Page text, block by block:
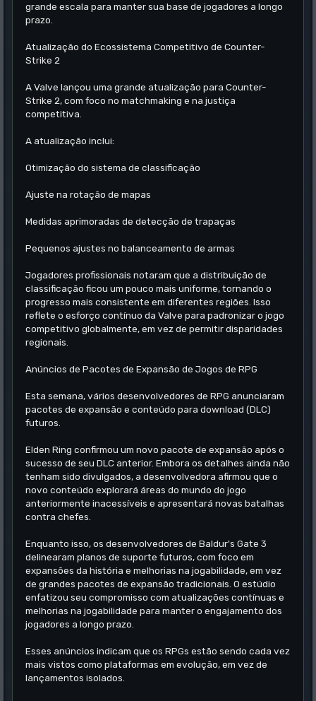
grande escala para manter sua base de jogadores a longo
prazo.
Atualização do Ecossistema Competitivo de Counter-
Strike 2
A Valve lançou uma grande atualização para Counter-
Strike 2, com foco no matchmaking e na justiça
competitiva.
A atualização inclui:
Otimização do sistema de classificação
Ajuste na rotação de mapas
Medidas aprimoradas de detecção de trapaças
Pequenos ajustes no balanceamento de armas
Jogadores profissionais notaram que a distribuição de
classificação ficou um pouco mais uniforme, tornando o
progresso mais consistente em diferentes regiões. Isso
reflete o esforço contínuo da Valve para padronizar o jogo
competitivo globalmente, em vez de permitir disparidades
regionais.
Anúncios de Pacotes de Expansão de Jogos de RPG
Esta semana, vários desenvolvedores de RPG anunciaram
pacotes de expansão e conteúdo para download (DLC)
futuros.
Elden Ring confirmou um novo pacote de expansão após o
sucesso de seu DLC anterior. Embora os detalhes ainda não
tenham sido divulgados, a desenvolvedora afirmou que o
novo conteúdo explorará áreas do mundo do jogo
anteriormente inacessíveis e apresentará novas batalhas
contra chefes.
Enquanto isso, os desenvolvedores de Baldur's Gate 3
delinearam planos de suporte futuros, com foco em
expansões da história e melhorias na jogabilidade, em vez
de grandes pacotes de expansão tradicionais. O estúdio
enfatizou seu compromisso com atualizações contínuas e
melhorias na jogabilidade para manter o engajamento dos
jogadores a longo prazo.
Esses anúncios indicam que os RPGs estão sendo cada vez
mais vistos como plataformas em evolução, em vez de
lançamentos isolados.